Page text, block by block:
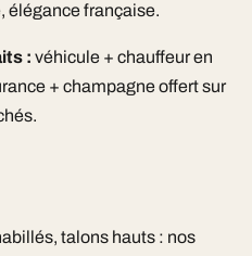
élégance française.
: véhicule + chauffeur en
+ champagne offert sur
talons hauts : nos